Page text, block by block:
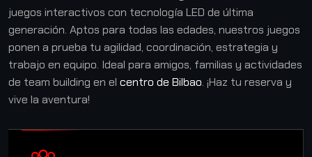
juegos interactivos con tecnología LED de última
generación. Aptos para todas las edades, nuestros juegos
ponen a prueba tu agilidad, coordinación, estrategia y
trabajo en equipo. Ideal para amigos, familias y actividades
de team building en el centro de Bilbao. ¡Haz tu reserva y
vive la aventura!